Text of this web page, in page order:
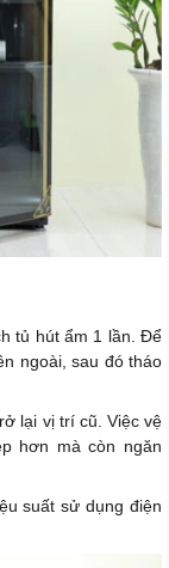
tủ hút ẩm 1 lần. Để
ngoài, sau đó tháo
lại vị trí cũ. Việc vệ
hơn mà còn ngăn
suất sử dụng điện